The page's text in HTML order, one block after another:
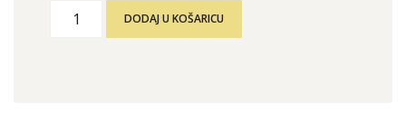
DODAJ U KOŠARICU